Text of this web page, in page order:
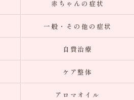
赤ちゃんの症状
一般・その他の症状
自費治療
ケア整体
アロマオイル